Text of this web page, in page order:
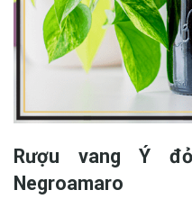
Rượu vang Ý
Negroamaro